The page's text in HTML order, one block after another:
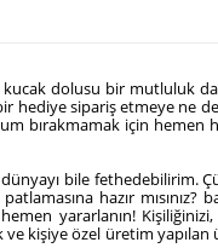
dolusu bir mutluluk da
sipariş etmeye ne
bırakmamak için hemen
dünyayı bile
hazır mısınız?
yararlanın! Kişiliğinizi,
ve kişiye özel üretim